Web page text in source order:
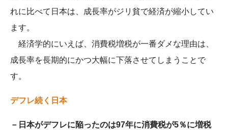
れに比べて日本は、成長率がジリ貧で経済が縮小してい
ます。
経済学的にいえば、消費税増税が一番ダメな理由は、
成長率を長期的にかつ大幅に下落させてしまうことで
す。
デフレ続く日本
－日本がデフレに陥ったのは97年に消費税が5％に増税